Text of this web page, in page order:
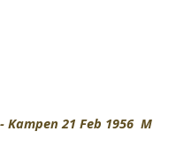
Kampen 21 Feb 1956 M